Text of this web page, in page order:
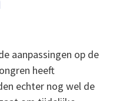
aanpassingen op de
heeft
echter nog wel de